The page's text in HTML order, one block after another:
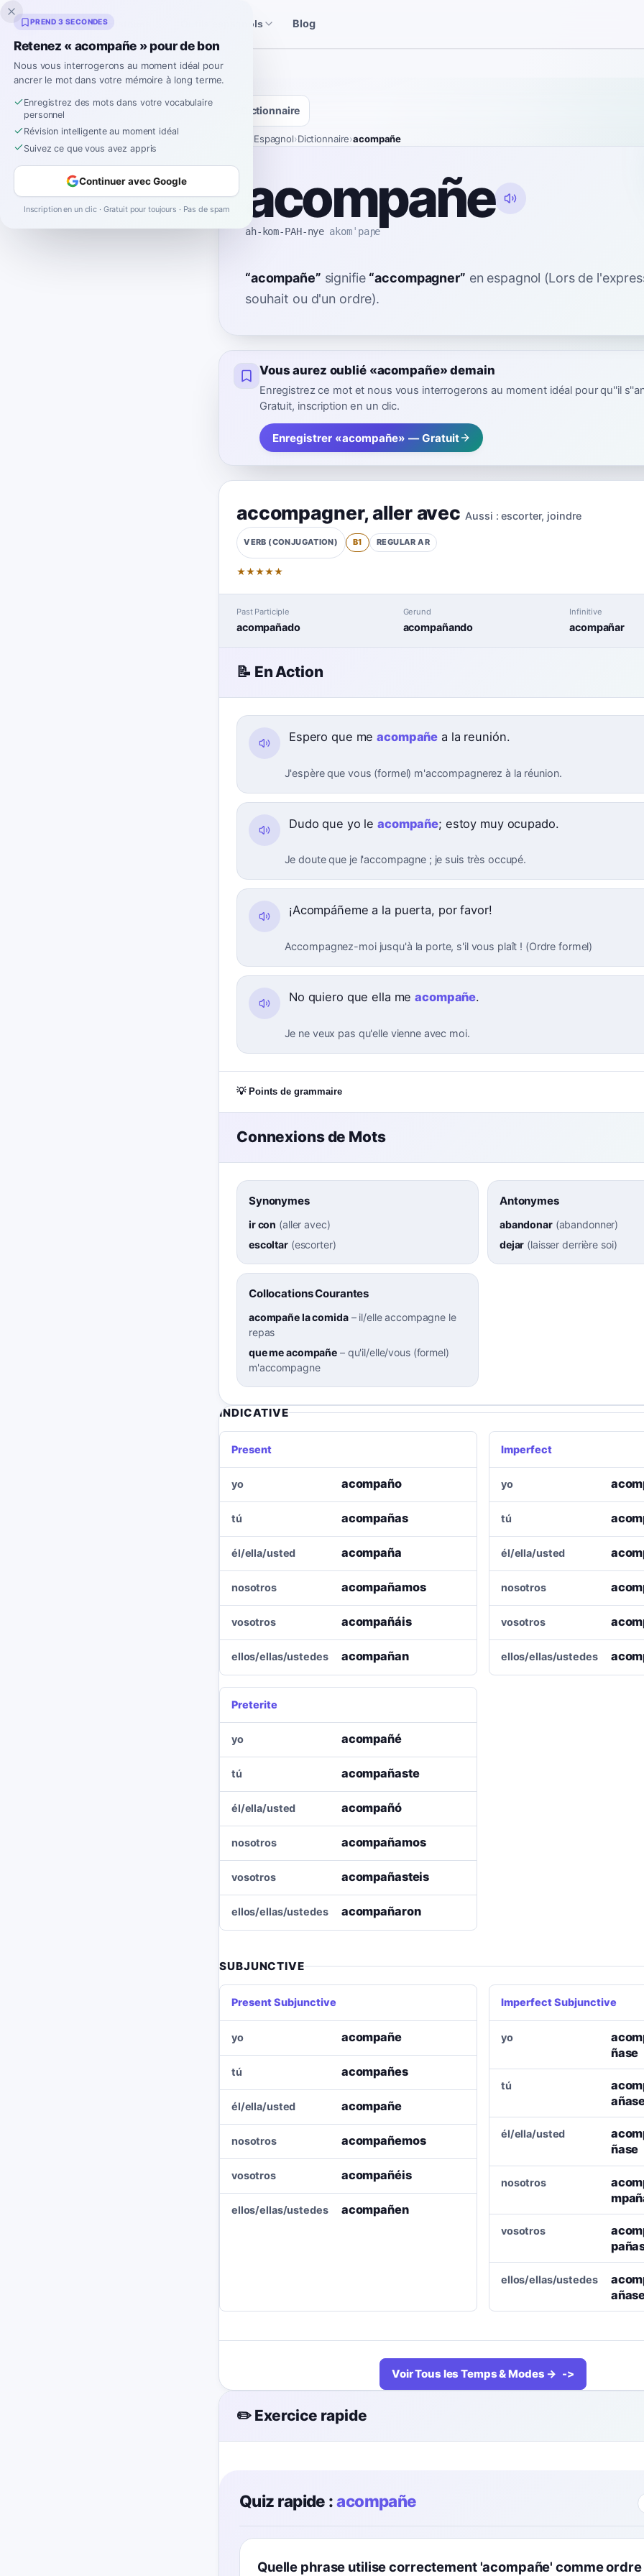
Inklingo Outils espagnols Blog
Dictionnaire
Espagnol›Dictionnaire›acompañe
acompañe
ah-kom-PAH-nye akomˈpaɲe
“acompañe” signifie “accompagner” en espagnol (Lors de
souhait ou d'un ordre).
Vous aurez oublié «acompañe» demain
Enregistrez ce mot et nous vous interrogerons au moment idéal pour qu''il
Gratuit, inscription en un clic.
Enregistrer «acompañe» — Gratuit
accompagner,aller avec Aussi : escorter, joindre
VERB (CONJUGATION) B1 REGULAR AR
★★★★★
Past Participle
acompañado
Gerund
acompañando
Infinitive
acompañar
📝 En Action
Espero que meacompañe a la reunión.
J'espère que vous (formel) m'accompagnerez à la réunion.
Dudo que yo leacompañe; estoy muy ocupado.
Je doute que je l'accompagne ; je suis très occupé.
¡Acompáñeme a la puerta, por favor!
Accompagnez-moi jusqu'à la porte, s'il vous plaît ! (Ordre formel)
No quiero que ella meacompañe.
Je ne veux pas qu'elle vienne avec moi.
💡 Points de grammaire
Connexions de Mots
Synonymes
ir con (aller avec)
escoltar(escorter)
Antonymes
abandonar(abandonner)
dejar (laisser derrière soi)
Collocations Courantes
acompañe la comida– il/elle accompagne le
repas
que me acompañe – qu'il/elle/vous (formel)
m'accompagne
INDICATIVE
Present
yo acompaño
tú acompañas
él/ella/usted acompaña
nosotros acompañamos
vosotros acompañáis
ellos/ellas/ustedes acompañan
Imperfect
yo
tú
él/ella/usted
nosotros
vosotros
ellos/ellas/ustedes
Preterite
yo acompañé
tú acompañaste
él/ella/usted acompañó
nosotros acompañamos
vosotros acompañasteis
ellos/ellas/ustedes acompañaron
SUBJUNCTIVE
Present Subjunctive
yo acompañe
tú acompañes
él/ella/usted acompañe
nosotros acompañemos
vosotros acompañéis
ellos/ellas/ustedes acompañen
Imperfect Subjunctive
yo
ñase
tú
él/ella/usted
ñase
nosotros
vosotros
ellos/ellas/ustedes
Voir Tous les Temps & Modes →
✏️ Exercice rapide
Quiz rapide :acompañe
Quelle phrase utilise correctement 'acompañe' comme
PREND 3 SECONDES
Retenez « acompañe » pour de bon
Nous vous interrogerons au moment idéal pour
ancrer le mot dans votre mémoire à long terme.
Enregistrez des mots dans votre vocabulaire
personnel
Révision intelligente au moment idéal
Suivez ce que vous avez appris
Continuer avec Google
Inscription en un clic · Gratuit pour toujours · Pas de spam